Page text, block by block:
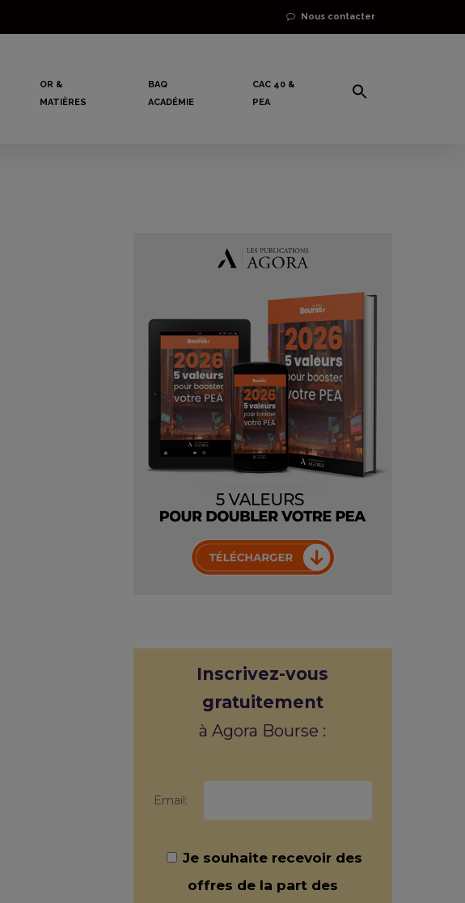
Nous contacter
OR &
MATIÈRES
BAQ
ACADÉMIE
CAC 40 &
PEA
Inscrivez-vous
gratuitement
à Agora Bourse :
Email:
Je souhaite recevoir des
offres de la part des